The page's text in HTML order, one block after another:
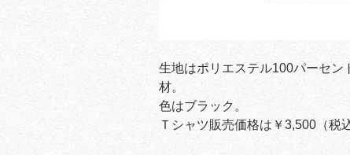
生地はポリエステル100パーセ
材。
色はブラック。
Ｔシャツ販売価格は￥3,500（税